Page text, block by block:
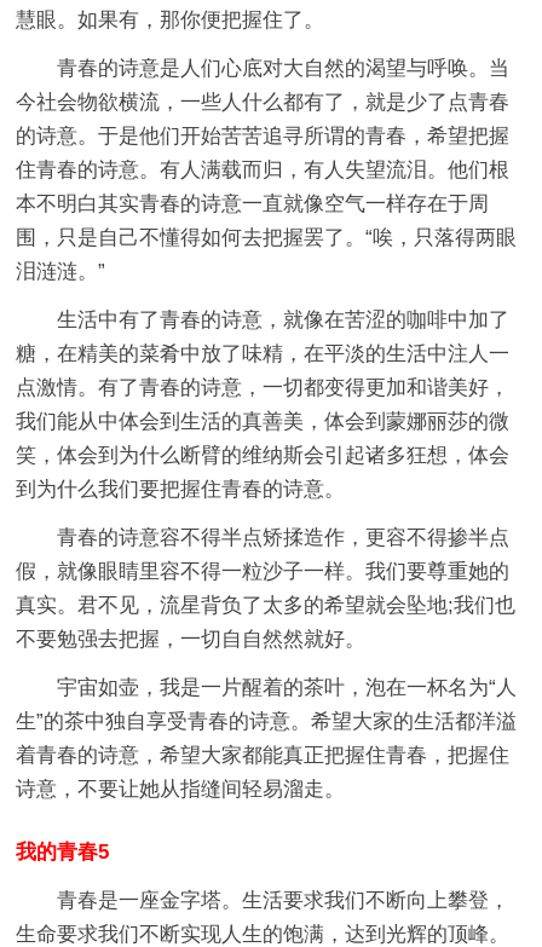
慧眼。如果有，那你便把握住了。
青春的诗意是人们心底对大自然的渴望与呼唤。当
今社会物欲横流，一些人什么都有了，就是少了点青春
的诗意。于是他们开始苦苦追寻所谓的青春，希望把握
住青春的诗意。有人满载而归，有人失望流泪。他们根
本不明白其实青春的诗意一直就像空气一样存在于周
围，只是自己不懂得如何去把握罢了。“唉，只落得两眼
泪涟涟。”
生活中有了青春的诗意，就像在苦涩的咖啡中加了
糖，在精美的菜肴中放了味精，在平淡的生活中注人一
点激情。有了青春的诗意，一切都变得更加和谐美好，
我们能从中体会到生活的真善美，体会到蒙娜丽莎的微
笑，体会到为什么断臂的维纳斯会引起诸多狂想，体会
到为什么我们要把握住青春的诗意。
青春的诗意容不得半点矫揉造作，更容不得掺半点
假，就像眼睛里容不得一粒沙子一样。我们要尊重她的
真实。君不见，流星背负了太多的希望就会坠地;我们也
不要勉强去把握，一切自自然然就好。
宇宙如壶，我是一片醒着的茶叶，泡在一杯名为“人
生”的茶中独自享受青春的诗意。希望大家的生活都洋溢
着青春的诗意，希望大家都能真正把握住青春，把握住
诗意，不要让她从指缝间轻易溜走。
我的青春5
青春是一座金字塔。生活要求我们不断向上攀登，
生命要求我们不断实现人生的饱满，达到光辉的顶峰。